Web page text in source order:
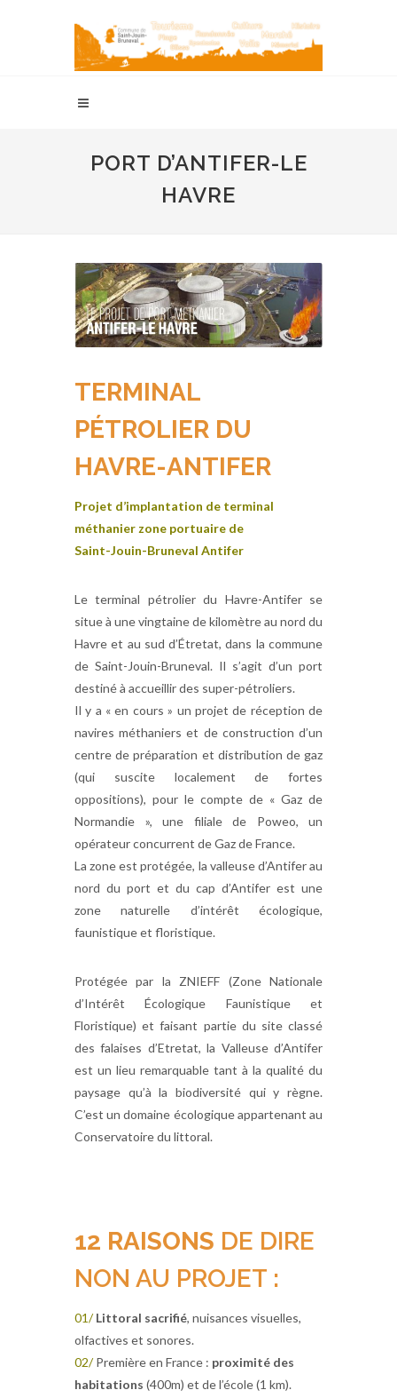
PORT D’ANTIFER-LE
HAVRE
TERMINAL
PÉTROLIER DU
HAVRE-ANTIFER
Projet d’implantation de terminal
méthanier zone portuaire de
Saint-Jouin-Bruneval Antifer
Le terminal pétrolier du Havre-Antifer se
situe à une vingtaine de kilomètre au nord du
Havre et au sud d’Étretat, dans la commune
de Saint-Jouin-Bruneval. Il s’agit d’un port
destiné à accueillir des super-pétroliers.
Il y a « en cours » un projet de réception de
navires méthaniers et de construction d’un
centre de préparation et distribution de gaz
(qui suscite localement de fortes
oppositions), pour le compte de « Gaz de
Normandie », une filiale de Poweo, un
opérateur concurrent de Gaz de France.
La zone est protégée, la valleuse d’Antifer au
nord du port et du cap d’Antifer est une
zone naturelle d’intérêt écologique,
faunistique et floristique.
Protégée par la ZNIEFF (Zone Nationale
d’Intérêt Écologique Faunistique et
Floristique) et faisant partie du site classé
des falaises d’Etretat, la Valleuse d’Antifer
est un lieu remarquable tant à la qualité du
paysage qu’à la biodiversité qui y règne.
C’est un domaine écologique appartenant au
Conservatoire du littoral.
12 RAISONS DE DIRE
NON AU PROJET :
01/Littoral sacrifié, nuisances visuelles,
olfactives et sonores.
02/ Première en France : proximité des
habitations (400m) et de l’école (1 km).